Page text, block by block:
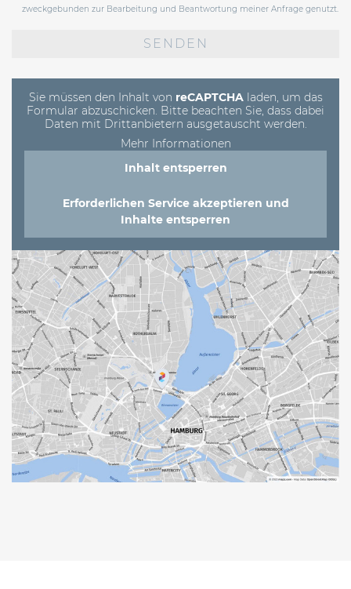
zweckgebunden zur Bearbeitung und Beantwortung meiner Anfrage genutzt.
Sie müssen den Inhalt von reCAPTCHAladen, um das
Formular abzuschicken. Bitte beachten Sie, dass dabei
Daten mit Drittanbietern ausgetauscht werden.
Mehr Informationen
Inhalt entsperren
Erforderlichen Service akzeptieren und
Inhalte entsperren